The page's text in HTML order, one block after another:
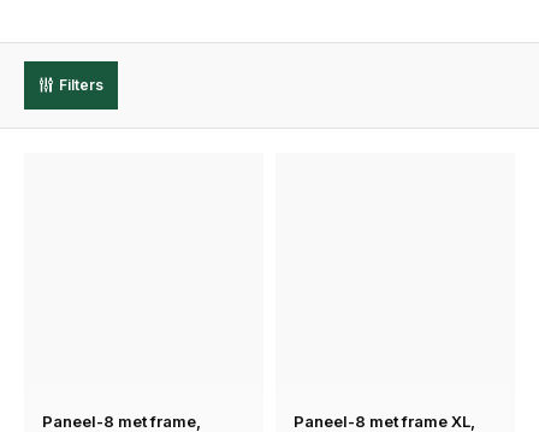
Filters
Paneel-8 met frame,
Paneel-8 met frame XL,